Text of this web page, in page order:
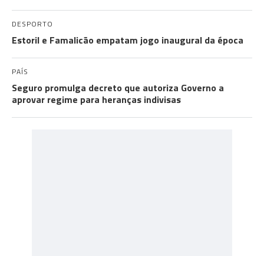
DESPORTO
Estoril e Famalicão empatam jogo inaugural da época
PAÍS
Seguro promulga decreto que autoriza Governo a
aprovar regime para heranças indivisas